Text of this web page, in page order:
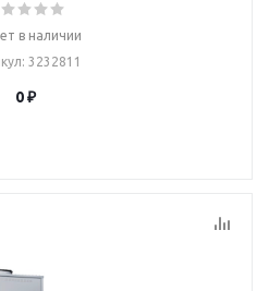
в наличии
: 3232811
0 ₽